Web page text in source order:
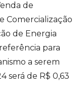
de
Comercialização
de Energia
para
a serem
será de R$ 0,63